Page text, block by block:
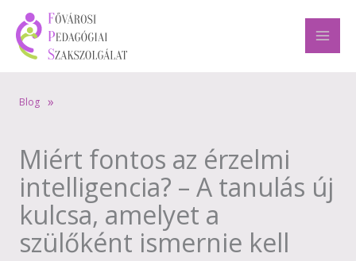
content
Blog »
Miért fontos az érzelmi
intelligencia? – A tanulás új
kulcsa, amelyet a
szülőként ismernie kell